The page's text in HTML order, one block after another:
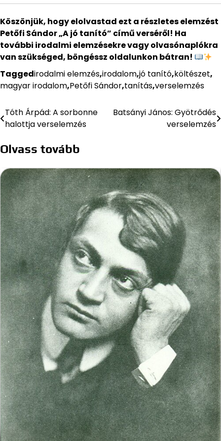
Köszönjük, hogy elolvastad ezt a részletes elemzést
Petőfi Sándor „A jó tanító” című verséről! Ha
további irodalmi elemzésekre vagy olvasónaplókra
van szükséged, böngéssz oldalunkon bátran!
Taggedirodalmi elemzés,irodalom,jó tanító,költészet,
magyar irodalom,Petőfi Sándor,tanítás,verselemzés
Bejegyzés
navigáció
Tóth Árpád: A sorbonne
halottja verselemzés
Batsányi János: Gyötrődés
verselemzés
Olvass tovább